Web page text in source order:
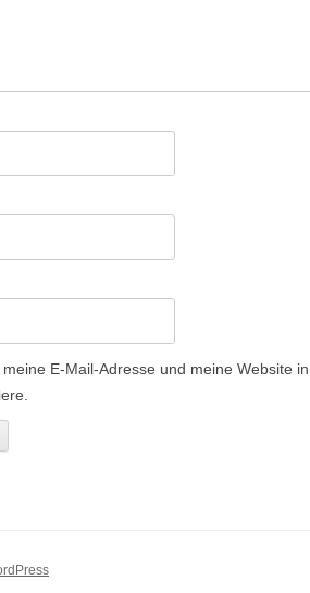
E-Mail-Adresse und meine Website